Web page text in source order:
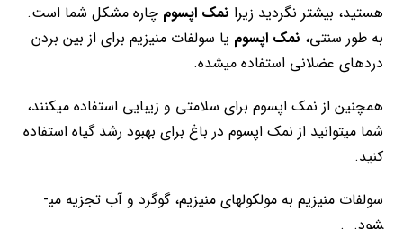
هستید، بیشتر نگردید زیرا نمک اپسوم چاره مشکل شما است.
به طور سنتی، نمک اپسوم یا سولفات منیزیم برای از بین بردن
دردهای عضلانی استفاده میشده.
همچنین از نمک اپسوم برای سلامتی و زیبایی استفاده میکنند،
شما می­توانید از نمک اپسوم در باغ برای بهبود رشد گیاه استفاده
کنید.
سولفات منیزیم به مولکولهای منیزیم، گوگرد و آب تجزیه می­